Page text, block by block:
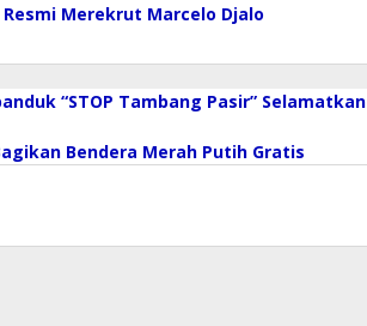
Merekrut Marcelo Djalo
“STOP Tambang Pasir” Selamatkan
Bendera Merah Putih Gratis